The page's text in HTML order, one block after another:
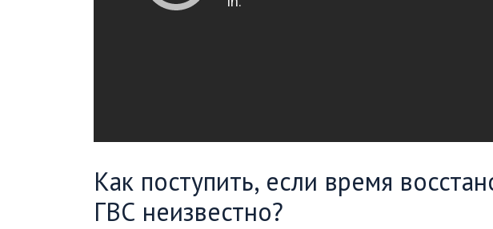
Как поступить, если время
ГВС неизвестно?